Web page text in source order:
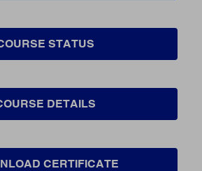
STATUS
DETAILS
CERTIFICATE